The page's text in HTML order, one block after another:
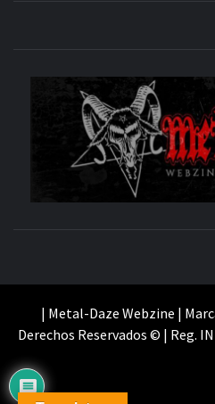
| Metal-Daze Webzine |
Derechos Reservados © | Reg.